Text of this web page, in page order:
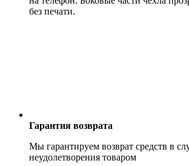
без печати.
Гарантия возврата
Мы гарантируем возврат средств в
неудолетворения товаром